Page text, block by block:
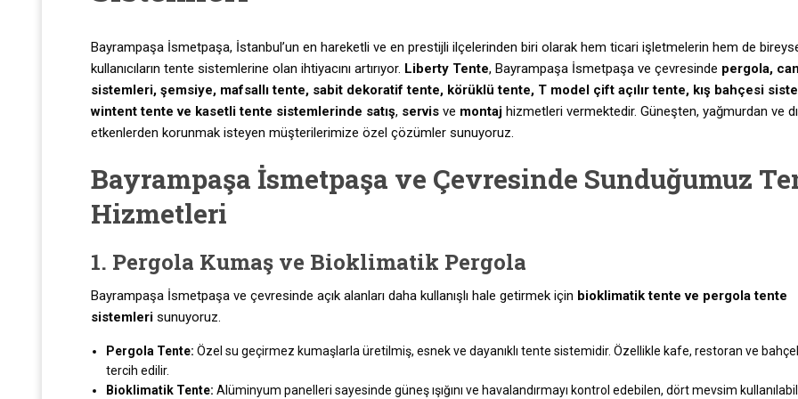
Bayrampaşa İsmetpaşa, İstanbul’un en hareketli ve en prestijli ilçelerinden biri olarak hem ticari işletmelerin hem de
kullanıcıların tente sistemlerine olan ihtiyacını artırıyor. Liberty Tente, Bayrampaşa İsmetpaşa ve çevresinde pergola,
sistemleri, şemsiye, mafsallı tente, sabit dekoratif tente, körüklü tente, T model çift açılır tente, kış bahçesi
wintent tente ve kasetli tente sistemlerinde satış, servis ve montaj hizmetleri vermektedir. Güneşten, yağmurdan ve
etkenlerden korunmak isteyen müşterilerimize özel çözümler sunuyoruz.
Bayrampaşa İsmetpaşa ve Çevresinde Sunduğumuz
Hizmetleri
1. Pergola Kumaş ve Bioklimatik Pergola
Bayrampaşa İsmetpaşa ve çevresinde açık alanları daha kullanışlı hale getirmek için bioklimatik tente ve pergola tente
sistemleri sunuyoruz.
Pergola Tente: Özel su geçirmez kumaşlarla üretilmiş, esnek ve dayanıklı tente sistemidir. Özellikle kafe, restoran ve
tercih edilir.
Bioklimatik Tente: Alüminyum panelleri sayesinde güneş ışığını ve havalandırmayı kontrol edebilen, dört mevsim